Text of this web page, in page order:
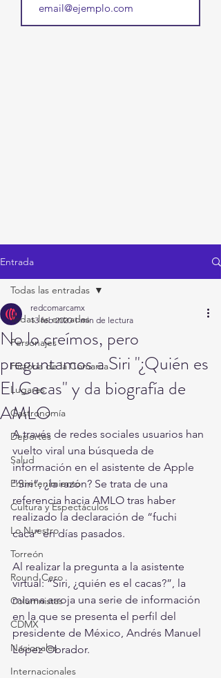
Entrada
Todas las entradas
Personajes
Historia de la Comarca
Lugares
Gastronomía
Deportes
Salud
Entretenimiento
Cultura y Espectáculos
Lo Nuestro
Torreón
Round Cero
Columnistas
CDMX
Nacionales
Internacionales
Todas las entradas
No lo creímos, pero
preguntamos a Siri "¿Quién es
El Cacas" y da biografía de
AMLO
redcomarcamx
13 feb 2020 1 min de lectura
A través de redes sociales usuarios han
vuelto viral una búsqueda de
información en el asistente de Apple
“Siri”; ¿la razón? Se trata de una
referencia hacia AMLO tras haber
realizado la declaración de “fuchi
caca” en días pasados.
Al realizar la pregunta a la asistente
virtual: “Siri, ¿quién es el cacas?”, la
misma arroja una serie de información
en la que se presenta el perfil del
presidente de México, Andrés Manuel
López Obrador.